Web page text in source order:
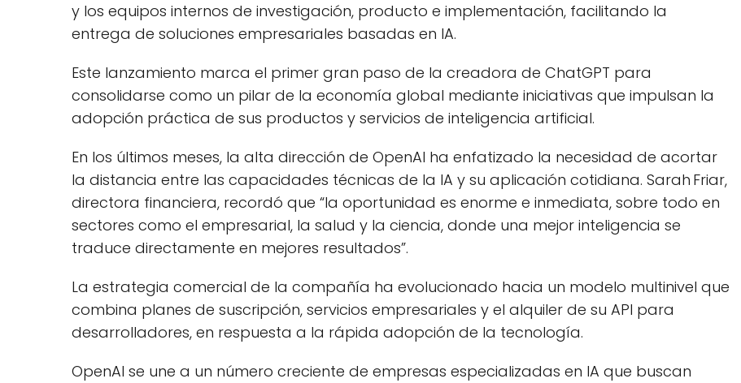
y los equipos internos de investigación, producto e implementación, facilitando la
entrega de soluciones empresariales basadas en IA.
Este lanzamiento marca el primer gran paso de la creadora de ChatGPT para
consolidarse como un pilar de la economía global mediante iniciativas que impulsan la
adopción práctica de sus productos y servicios de inteligencia artificial.
En los últimos meses, la alta dirección de OpenAI ha enfatizado la necesidad de acortar
la distancia entre las capacidades técnicas de la IA y su aplicación cotidiana. Sarah Friar,
directora financiera, recordó que “la oportunidad es enorme e inmediata, sobre todo en
sectores como el empresarial, la salud y la ciencia, donde una mejor inteligencia se
traduce directamente en mejores resultados”.
La estrategia comercial de la compañía ha evolucionado hacia un modelo multinivel que
combina planes de suscripción, servicios empresariales y el alquiler de su API para
desarrolladores, en respuesta a la rápida adopción de la tecnología.
OpenAI se une a un número creciente de empresas especializadas en IA que buscan